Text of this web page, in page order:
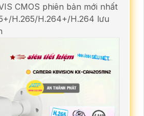
CMOS phiên bản mới nhất
H.265/H.264+/H.264 lưu